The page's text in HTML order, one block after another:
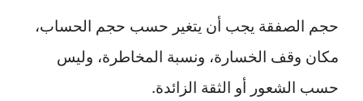
حجم الصفقة يجب أن يتغير حسب حجم الحساب،
مكان وقف الخسارة، ونسبة المخاطرة، وليس
حسب الشعور أو الثقة الزائدة.